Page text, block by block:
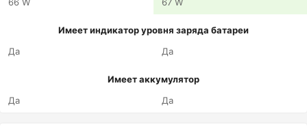
Имеет индикатор уровня заряда батареи
Да
Да
Имеет аккумулятор
Да
Да